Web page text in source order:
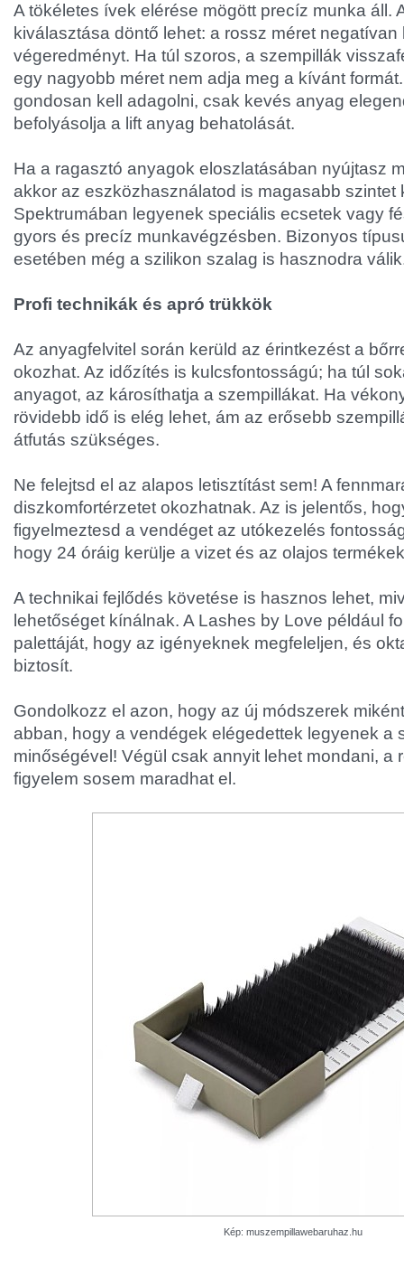
A tökéletes ívek elérése mögött precíz munka áll.
kiválasztása döntő lehet: a rossz méret
végeredményt. Ha túl szoros, a szempillák
egy nagyobb méret nem adja meg a kívánt
gondosan kell adagolni, csak kevés anyag
befolyásolja a lift anyag behatolását.
Ha a ragasztó anyagok eloszlatásában nyújtasz
akkor az eszközhasználatod is magasabb szintet
Spektrumában legyenek speciális ecsetek vagy
gyors és precíz munkavégzésben. Bizonyos
esetében még a szilikon szalag is hasznodra
Profi technikák és apró trükkök
Az anyagfelvitel során kerüld az érintkezést a
okozhat. Az időzítés is kulcsfontosságú; ha túl
anyagot, az károsíthatja a szempillákat. Ha
rövidebb idő is elég lehet, ám az erősebb
átfutás szükséges.
Ne felejtsd el az alapos letisztítást sem! A
diszkomfortérzetet okozhatnak. Az is jelentős,
figyelmeztesd a vendéget az utókezelés
hogy 24 óráig kerülje a vizet és az olajos
A technikai fejlődés követése is hasznos lehet,
lehetőséget kínálnak. A Lashes by Love például
palettáját, hogy az igényeknek megfeleljen, és
biztosít.
Gondolkozz el azon, hogy az új módszerek
abban, hogy a vendégek elégedettek legyenek a
minőségével! Végül csak annyit lehet mondani, a
figyelem sosem maradhat el.
Kép: muszempillawebaruhaz.hu